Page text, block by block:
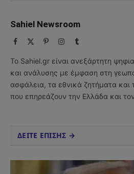
Sahiel Newsroom
Facebook PinterestInstagram
Tumblr
Το Sahiel.gr είναι ανεξάρτητη
και ανάλυσης με έμφαση στη
ασφάλεια, τα εθνικά ζητήματα και
που επηρεάζουν την Ελλάδα και
ΔΕΙΤΕ ΕΠΙΣΗΣ →